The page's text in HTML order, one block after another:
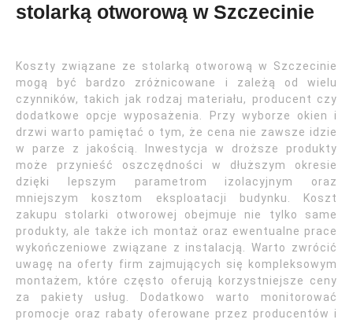
stolarką otworową w Szczecinie
Koszty związane ze stolarką otworową w Szczecinie
mogą być bardzo zróżnicowane i zależą od wielu
czynników, takich jak rodzaj materiału, producent czy
dodatkowe opcje wyposażenia. Przy wyborze okien i
drzwi warto pamiętać o tym, że cena nie zawsze idzie
w parze z jakością. Inwestycja w droższe produkty
może przynieść oszczędności w dłuższym okresie
dzięki lepszym parametrom izolacyjnym oraz
mniejszym kosztom eksploatacji budynku. Koszt
zakupu stolarki otworowej obejmuje nie tylko same
produkty, ale także ich montaż oraz ewentualne prace
wykończeniowe związane z instalacją. Warto zwrócić
uwagę na oferty firm zajmujących się kompleksowym
montażem, które często oferują korzystniejsze ceny
za pakiety usług. Dodatkowo warto monitorować
promocje oraz rabaty oferowane przez producentów i